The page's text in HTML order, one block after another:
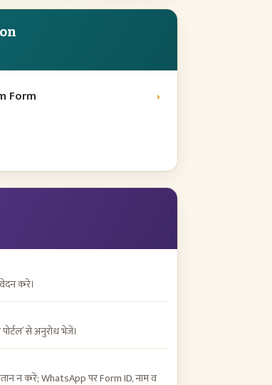
Form ›
करें।
से अनुरोध भेजें।
न करें; WhatsApp पर Form ID, नाम व